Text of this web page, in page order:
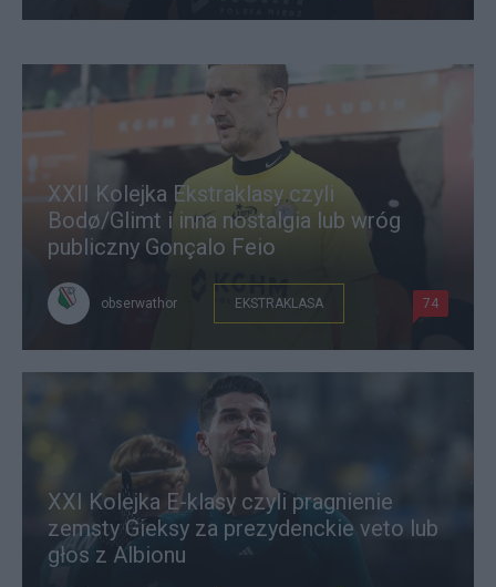
XXII Kolejka Ekstraklasy czyli
Bodø/Glimt i inna nostalgia lub wróg
publiczny Gonçalo Feio
obserwathor EKSTRAKLASA 74
XXI Kolejka E-klasy czyli pragnienie
zemsty Gieksy za prezydenckie veto lub
głos z Albionu